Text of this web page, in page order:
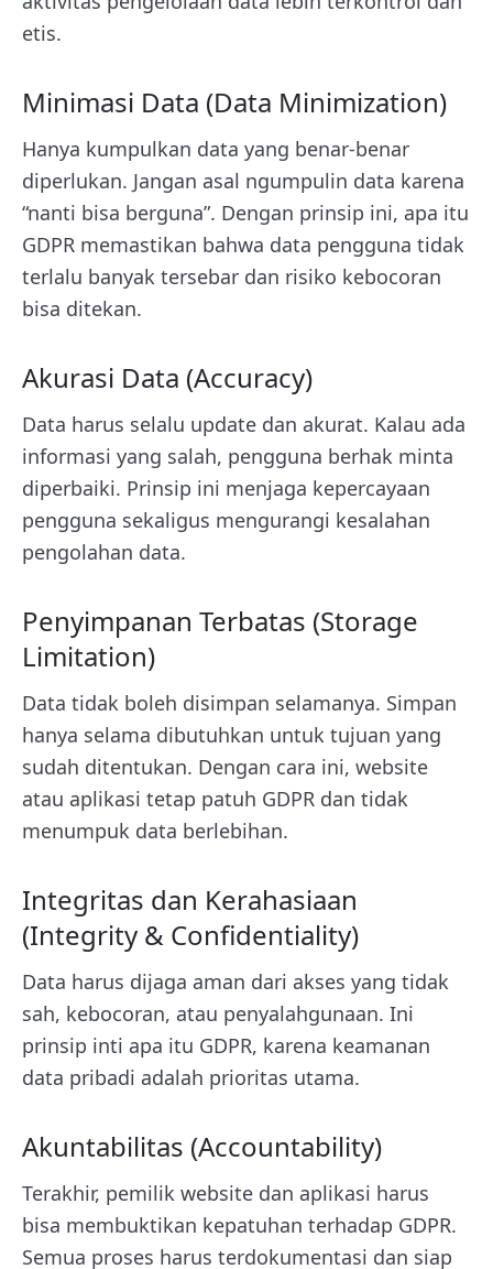
etis.
Minimasi Data (Data Minimization)
Hanya kumpulkan data yang benar-benar
diperlukan. Jangan asal ngumpulin data karena
“nanti bisa berguna”. Dengan prinsip ini, apa itu
GDPR memastikan bahwa data pengguna tidak
terlalu banyak tersebar dan risiko kebocoran
bisa ditekan.
Akurasi Data (Accuracy)
Data harus selalu update dan akurat. Kalau ada
informasi yang salah, pengguna berhak minta
diperbaiki. Prinsip ini menjaga kepercayaan
pengguna sekaligus mengurangi kesalahan
pengolahan data.
Penyimpanan Terbatas (Storage
Limitation)
Data tidak boleh disimpan selamanya. Simpan
hanya selama dibutuhkan untuk tujuan yang
sudah ditentukan. Dengan cara ini, website
atau aplikasi tetap patuh GDPR dan tidak
menumpuk data berlebihan.
Integritas dan Kerahasiaan
(Integrity & Confidentiality)
Data harus dijaga aman dari akses yang tidak
sah, kebocoran, atau penyalahgunaan. Ini
prinsip inti apa itu GDPR, karena keamanan
data pribadi adalah prioritas utama.
Akuntabilitas (Accountability)
Terakhir, pemilik website dan aplikasi harus
bisa membuktikan kepatuhan terhadap GDPR.
Semua proses harus terdokumentasi dan siap